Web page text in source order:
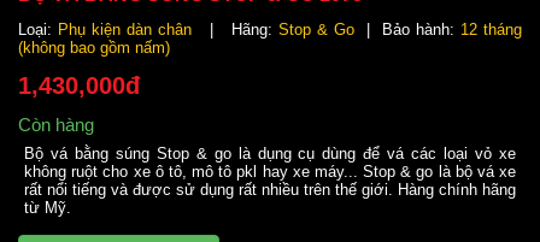
Loại: Phụ kiện dàn chân | Hãng: Stop & Go | Bảo hành: 12 tháng
(không bao gồm nấm)
1,430,000đ
Còn hàng
Bộ vá bằng súng Stop & go là dụng cụ dùng để vá các loại vỏ xe
không ruột cho xe ô tô, mô tô pkl hay xe máy... Stop & go là bộ vá xe
rất nổi tiếng và được sử dụng rất nhiều trên thế giới. Hàng chính hãng
từ Mỹ.